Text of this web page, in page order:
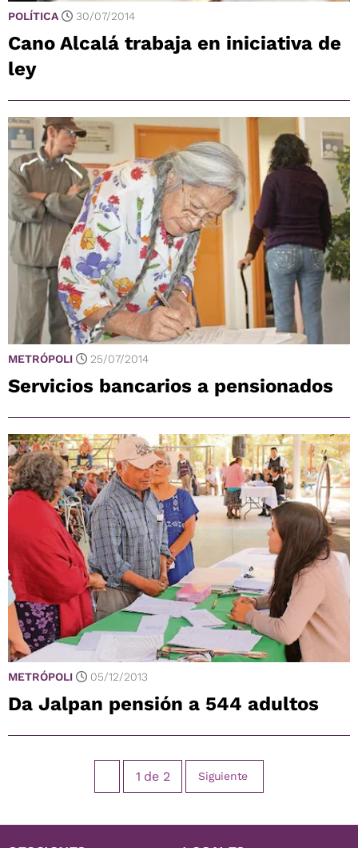
POLÍTICA 30/07/2014
Cano Alcalá trabaja en iniciativa de
ley
METRÓPOLI 25/07/2014
Servicios bancarios a pensionados
METRÓPOLI 05/12/2013
Da Jalpan pensión a 544 adultos
1 de 2 Siguiente